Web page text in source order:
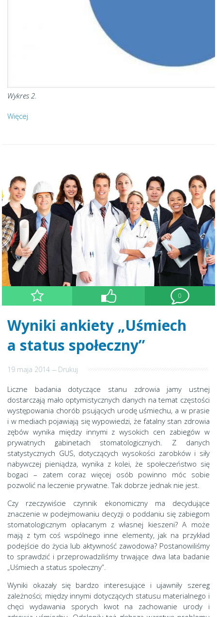
Wykres 2.
Więcej
0
Wyniki ankiety „Uśmiech
a status społeczny”
19 maja 2014--- Drukuj
Liczne badania dotyczące stanu zdrowia jamy ustnej
dostarczają mało optymistycznych danych na temat częstości
występowania chorób psujących urodę uśmiechu, a w prasie
i w mediach pojawiają się wypowiedzi, że fatalny stan zdrowia
zębów wynika między innymi z wysokich cen zabiegów w
prywatnych gabinetach stomatologicznych. Z danych
statystycznych GUS, dotyczących wysokości zarobków i siły
nabywczej pieniądza, wynika z kolei, że społeczeństwo się
bogaci – zatem coraz więcej osób powinno móc sobie
pozwolić na leczenie prywatne. Tak dobrze jednak nie jest.
Czy rzeczywiście czynnik ekonomiczny ma decydujące
znaczenie w podejmowaniu decyzji o poddaniu się zabiegom
stomatologicznym opłacanym z własnej kieszeni? A może
mają z tym coś wspólnego inne elementy, jak na przykład
podejście do życia lub aktywność zawodowa? Postanowiliśmy
to sprawdzić i przeprowadziliśmy trwające dwa lata badanie
„Uśmiech a status społeczny”.
Wyniki okazały się bardzo interesujące i ujawniły szereg
zależności; między innymi dotyczących statusu materialnego i
chęci wydawania sporych kwot na zachowanie urody i